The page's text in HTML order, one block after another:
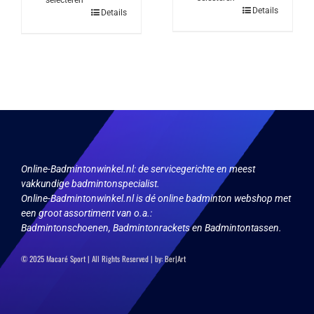
Dit
worden
productpagina
Details
Dit
worden
productpagina
Details
Online-Badmintonwinkel.nl:de servicegerichte en meest
vakkundige badmintonspecialist.
Online-Badmintonwinkel.nl is dé online badminton webshop met
een groot assortiment van o.a.:
Badmintonschoenen, Badmintonrackets en Badmintontassen.
© 2025 Macaré Sport | All Rights Reserved | by:Ber|Art